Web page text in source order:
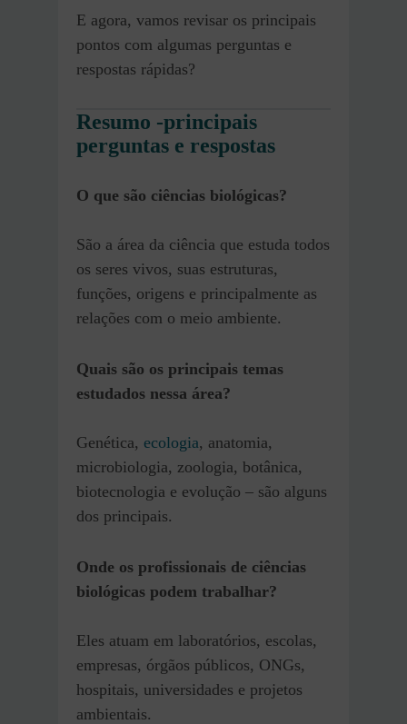
E agora, vamos revisar os principais
pontos com algumas perguntas e
respostas rápidas?
Resumo -principais
perguntas e respostas
O que são ciências biológicas?
São a área da ciência que estuda todos
os seres vivos, suas estruturas,
funções, origens e principalmente as
relações com o meio ambiente.
Quais são os principais temas
estudados nessa área?
Genética, ecologia, anatomia,
microbiologia, zoologia, botânica,
biotecnologia e evolução – são alguns
dos principais.
Onde os profissionais de ciências
biológicas podem trabalhar?
Eles atuam em laboratórios, escolas,
empresas, órgãos públicos, ONGs,
hospitais, universidades e projetos
ambientais.